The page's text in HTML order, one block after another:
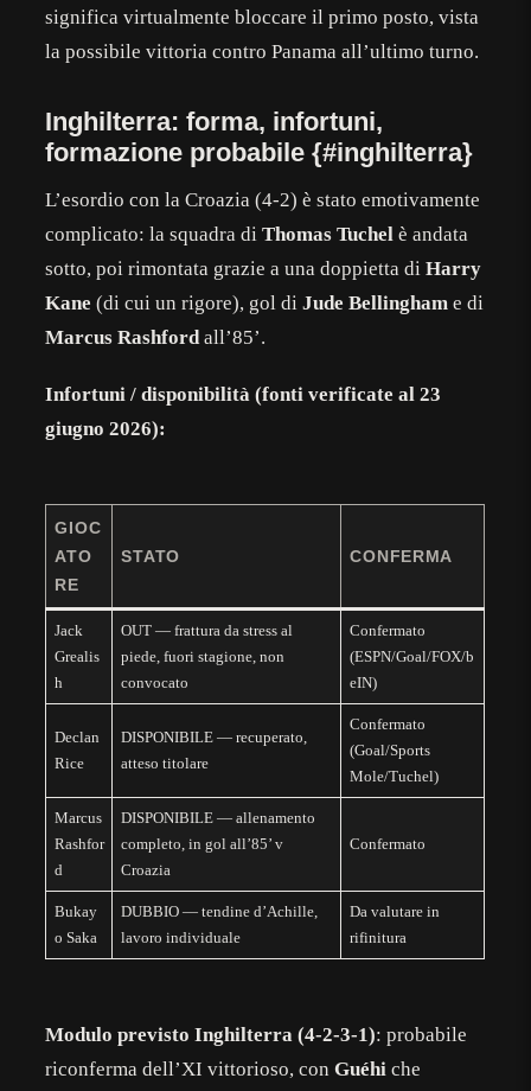
significa virtualmente bloccare il primo posto, vista
la possibile vittoria contro Panama all’ultimo turno.
Inghilterra: forma, infortuni,
formazione probabile {#inghilterra}
L’esordio con la Croazia (4-2) è stato emotivamente
complicato: la squadra diThomas Tuchel è andata
sotto, poi rimontata grazie a una doppietta diHarry
Kane (di cui un rigore), gol diJude Bellingham e di
Marcus Rashford all’85’.
Infortuni / disponibilità (fonti verificate al 23
giugno 2026):
GIOC
ATO
RE
STATO CONFERMA
Jack
Grealis
h
OUT — frattura da stress al
piede, fuori stagione, non
convocato
Confermato
(ESPN/Goal/FOX/b
eIN)
Declan
Rice
DISPONIBILE — recuperato,
atteso titolare
Confermato
(Goal/Sports
Mole/Tuchel)
Marcus
Rashfor
d
DISPONIBILE — allenamento
completo, in gol all’85’ v
Croazia
Confermato
Bukay
o Saka
DUBBIO — tendine d’Achille,
lavoro individuale
Da valutare in
rifinitura
Modulo previsto Inghilterra (4-2-3-1): probabile
riconferma dell’XI vittorioso, conGuéhi che